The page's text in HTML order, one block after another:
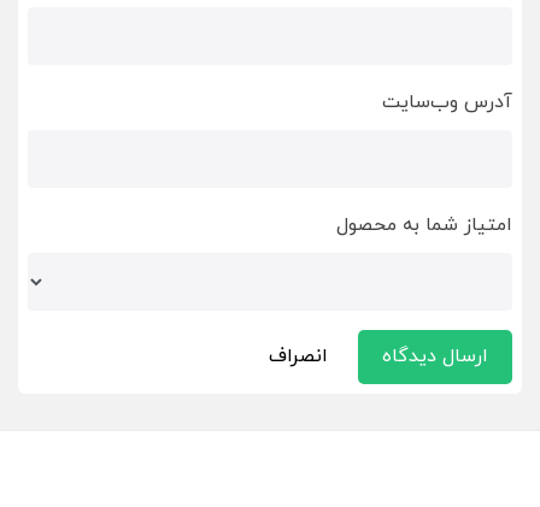
آدرس وب‌سایت
امتیاز شما به محصول
ارسال دیدگاه انصراف